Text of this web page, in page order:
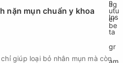
Chính vì vậy, việc chăm sóc
vùng da hồi phục nhanh hơn
cơ tái phát mụn và hạn chế các
nặn mụn chuẩn y khoa
giúp loại bỏ nhân mụn mà còn